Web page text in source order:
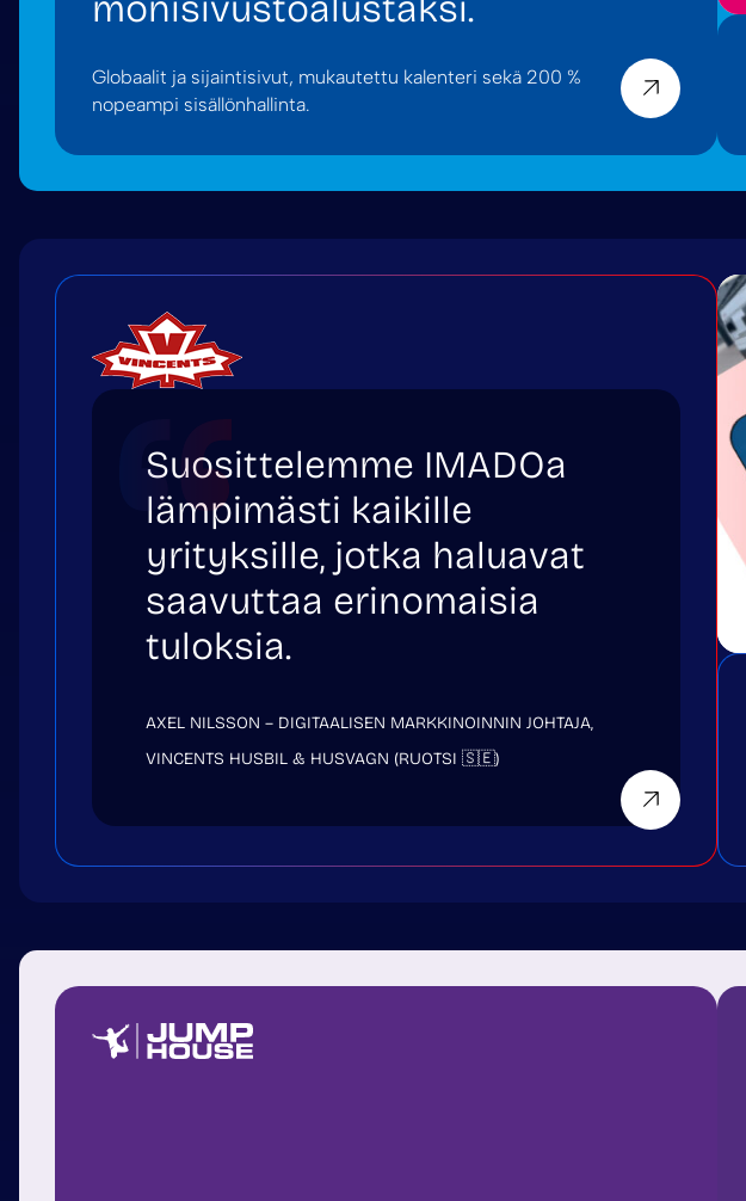
Globaalit ja sijaintisivut, mukautettu kalenteri sekä 200 %
nopeampi sisällönhallinta.
Suosittelemme IMADOa
lämpimästi kaikille
yrityksille, jotka haluavat
saavuttaa erinomaisia
tuloksia.
AXEL NILSSON – DIGITAALISEN MARKKINOINNIN JOHTAJA,
VINCENTS HUSBIL & HUSVAGN (RUOTSI 🇸🇪)